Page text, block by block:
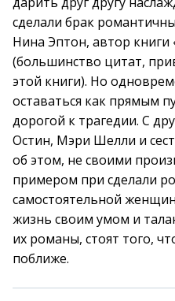
сделали брак
Нина Эптон, автор
(большинство цитат,
этой книги). Но
оставаться как прямым
дорогой к трагедии. С
Остин, Мэри Шелли и
об этом, не своими
примером при сделали
самостоятельной
жизнь своим умом и
их романы, стоят того,
поближе.